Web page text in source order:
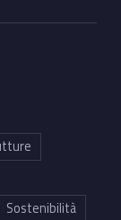
Sostenibilità